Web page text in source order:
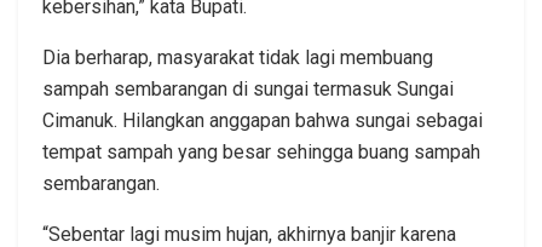
kebersihan,” kata Bupati.
Dia berharap, masyarakat tidak lagi membuang
sampah sembarangan di sungai termasuk Sungai
Cimanuk. Hilangkan anggapan bahwa sungai sebagai
tempat sampah yang besar sehingga buang sampah
sembarangan.
“Sebentar lagi musim hujan, akhirnya banjir karena